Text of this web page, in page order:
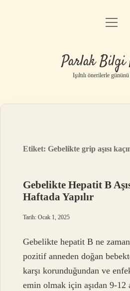
Anasayfa
Yasal Uyarı
Parlak Bilgi
Işıltılı önerilerle
Etiket:Gebelikte grip aşısı
Gebelikte Hepatit B
Haftada Yapılır
Tarih: Ocak 1, 2025
Gebelikte hepatit B ne
pozitif anneden doğan
karşı korunduğundan ve
emin olmak için aşıdan 9-12